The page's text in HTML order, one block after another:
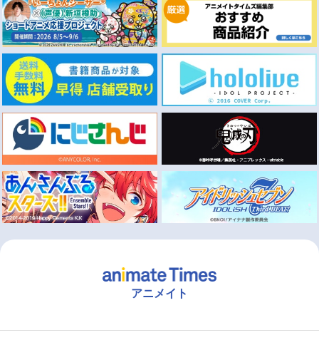
アニメイト